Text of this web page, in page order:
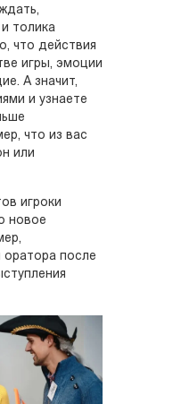
толика
что действия
игры, эмоции
А значит,
и узнаете
что из вас
или
игроки
новое
оратора после